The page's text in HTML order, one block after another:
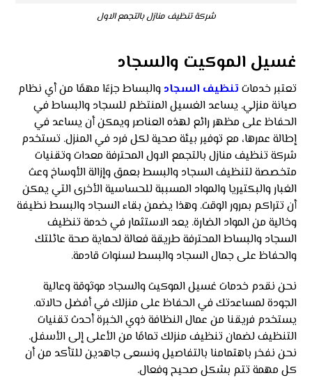
شركة تنظيف منازل بالتجمع الاول
غسيل الموكيت والسجاد
تعتبر خدمات تنظيف السجاد والبساط جزءًا مهمًا من أي نظام
صيانة منزلي. يساعد الغسيل المنتظم للسجاد والبساط في
الحفاظ على مظهر رائع لهذه العناصر ويمكن أن يساعد في
إطالة عمرها، مع توفير بيئة صحية لكل فرد في المنزل. تستخدم
شركة تنظيف منازل بالتجمع الاولالمحترفة معدات وتقنيات
متخصصة لتنظيف السجاد والبسط بعمق وإزالة الأوساخ وعث
الغبار والبكتيريا والمواد المسببة للحساسية الأخرى التي يمكن
أن تتراكم بمرور الوقت. وهذا يضمن بقاء السجاد والبسط نظيفة
وخالية من المواد الضارة. يعد الاستثمار في خدمة تنظيف
السجاد والبساط المحترفة طريقة فعالة لحماية صحة عائلتك
والحفاظ على جمال السجاد والبسط لسنوات قادمة.
نحن نقدم خدمات غسيل الموكيت والسجاد موثوقة وعالية
الجودة لمساعدتك في الحفاظ على منزلك في أفضل حالاته.
يستخدم فريقنا من عمال النظافة ذوي الخبرة أحدث تقنيات
التنظيف لضمان تنظيف منزلك تمامًا من الأعلى إلى الأسفل.
نحن نفخر باهتمامنا بالتفاصيل ونسعى جاهدين للتأكد من أن
كل مهمة تتم بشكل صحيح وفعال.